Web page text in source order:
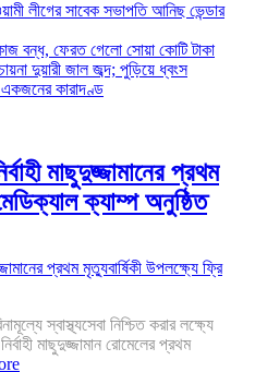
লীগের সাবেক সভাপতি আনিছ ভেন্ডার
কাজ বন্ধ, ফেরত গেলো সোয়া কোটি টাকা
দুয়ারী জাল জব্দ; পুড়িয়ে ধ্বংস
কারাদণ্ড
মাছুদুজ্জামানের প্রথম
ক্যাম্প অনুষ্ঠিত
স্বাস্থ্যসেবা নিশ্চিত করার লক্ষ্যে
মাছুদুজ্জামান রোমেলের প্রথম